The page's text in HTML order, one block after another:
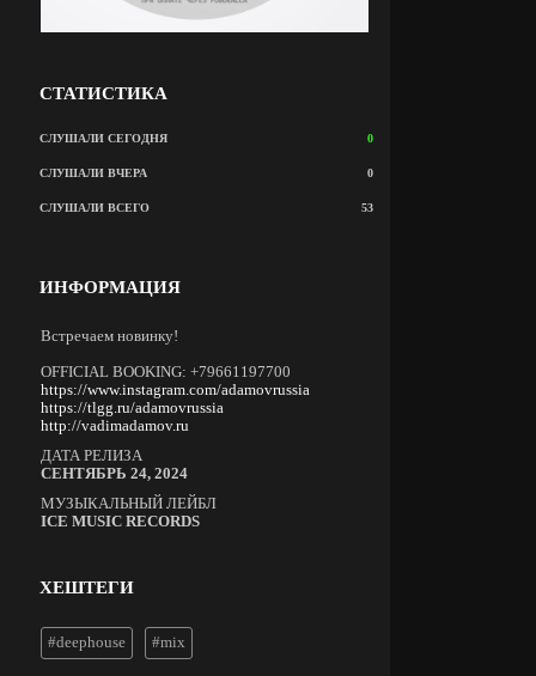
СТАТИСТИКА
СЛУШАЛИ СЕГОДНЯ 0
СЛУШАЛИ ВЧЕРА 0
СЛУШАЛИ ВСЕГО 53
ИНФОРМАЦИЯ
Встречаем новинку!
OFFICIAL BOOKING: +79661197700
https://www.instagram.com/adamovrussia
https://tlgg.ru/adamovrussia
http://vadimadamov.ru
ДАТА РЕЛИЗА
СЕНТЯБРЬ 24, 2024
МУЗЫКАЛЬНЫЙ ЛЕЙБЛ
ICE MUSIC RECORDS
ХЕШТЕГИ
#deephouse #mix